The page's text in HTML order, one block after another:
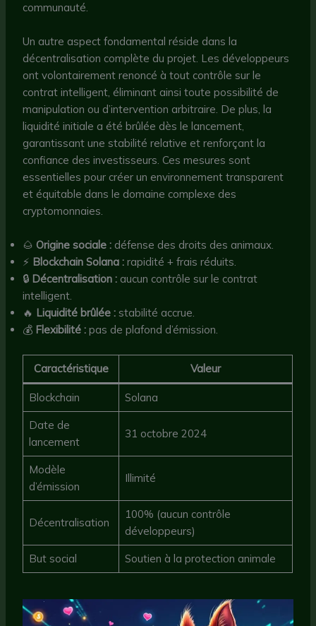
communauté.
Un autre aspect fondamental réside dans la
décentralisation complète du projet. Les développeurs
ont volontairement renoncé à tout contrôle sur le
contrat intelligent, éliminant ainsi toute possibilité de
manipulation ou d’intervention arbitraire. De plus, la
liquidité initiale a été brûlée dès le lancement,
garantissant une stabilité relative et renforçant la
confiance des investisseurs. Ces mesures sont
essentielles pour créer un environnement transparent
et équitable dans le domaine complexe des
cryptomonnaies.
🌰 Origine sociale : défense des droits des animaux.
⚡ Blockchain Solana : rapidité + frais réduits.
🔒 Décentralisation : aucun contrôle sur le contrat
intelligent.
🔥 Liquidité brûlée : stabilité accrue.
💰 Flexibilité : pas de plafond d’émission.
Caractéristique Valeur
Blockchain Solana
Date de
lancement
31 octobre 2024
Modèle
d’émission
Illimité
Décentralisation
100% (aucun contrôle
développeurs)
But social Soutien à la protection animale